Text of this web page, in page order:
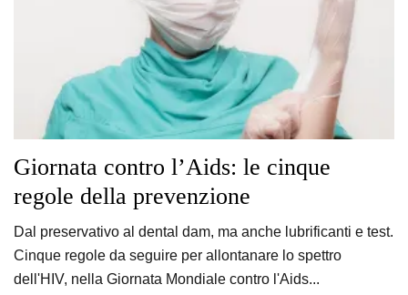
Giornata contro l’Aids: le cinque
regole della prevenzione
Dal preservativo al dental dam, ma anche lubrificanti e test.
Cinque regole da seguire per allontanare lo spettro
dell'HIV, nella Giornata Mondiale contro l'Aids...